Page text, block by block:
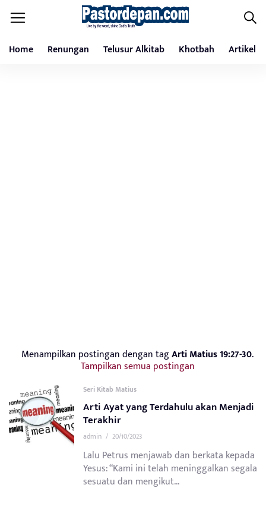
Home Renungan Telusur Alkitab Khotbah Artikel
Menampilkan postingan dengan tagArti Matius 19:27-30.
Tampilkan semua postingan
Seri Kitab Matius
Arti Ayat yang Terdahulu akan Menjadi
Terakhir
admin / 20/10/2023
Lalu Petrus menjawab dan berkata kepada
Yesus: “Kami ini telah meninggalkan segala
sesuatu dan mengikut...